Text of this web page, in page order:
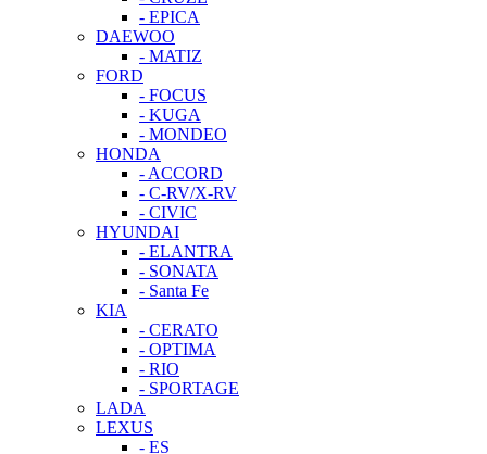
- EPICA
DAEWOO
- MATIZ
FORD
- FOCUS
- KUGA
- MONDEO
HONDA
- ACCORD
- C-RV/X-RV
- CIVIC
HYUNDAI
- ELANTRA
- SONATA
- Santa Fe
KIA
- CERATO
- OPTIMA
- RIO
- SPORTAGE
LADA
LEXUS
- ES